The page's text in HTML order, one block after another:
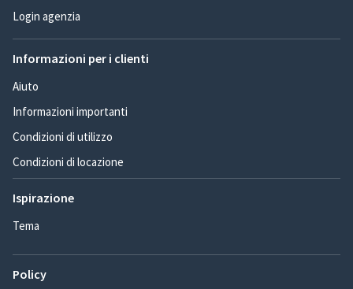
Login agenzia
Informazioni per i clienti
Aiuto
Informazioni importanti
Condizioni di utilizzo
Condizioni di locazione
Ispirazione
Tema
Policy